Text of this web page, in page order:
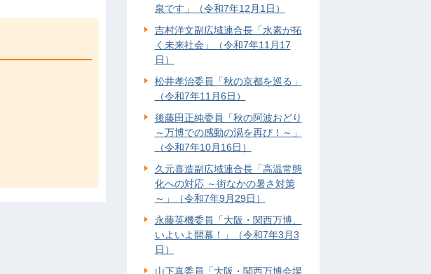
泉です」（令和7年12月1日）
吉村洋文副広域連合長「水素が拓
く未来社会」（令和7年11月17
日）
松井孝治委員「秋の京都を巡る」
（令和7年11月6日）
後藤田正純委員「秋の阿波おどり
～万博での感動の渦を再び！～」
（令和7年10月16日）
久元喜造副広域連合長「高温常態
化への対応 ～街なかの暑さ対策
～」（令和7年9月29日）
永藤英機委員「大阪・関西万博、
いよいよ開幕！」（令和7年3月3
日）
山下真委員「大阪・関西万博会場